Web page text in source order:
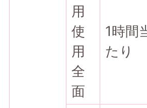
用
使
用
全
面
1時間
たり